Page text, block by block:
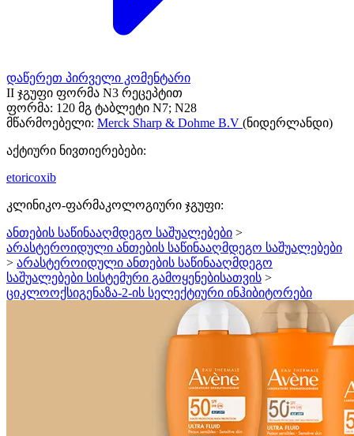
დაწერეთ პირველი კომენტარი
II ჯგუფი ფორმა N3 რეცეპტით
ფორმა: 120 მგ ტაბლეტი N7; N28
მწარმოებელი: Merck Sharp & Dohme B.V (ნიდერლანდი)
აქტიური ნივთიერებები:
etoricoxib
კლინიკო-ფარმაკოლოგიური ჯგუფი:
ანთების საწინააღმდეგო საშუალებები >
არასტეროიდული ანთების საწინააღმდეგო საშუალებები
> არასტეროიდული ანთების საწინააღმდეგო
საშუალებები სისტემური გამოყენებისათვის >
ციკლოოქსიგენაზა-2-ის სელექტიური ინჰიბიტორები